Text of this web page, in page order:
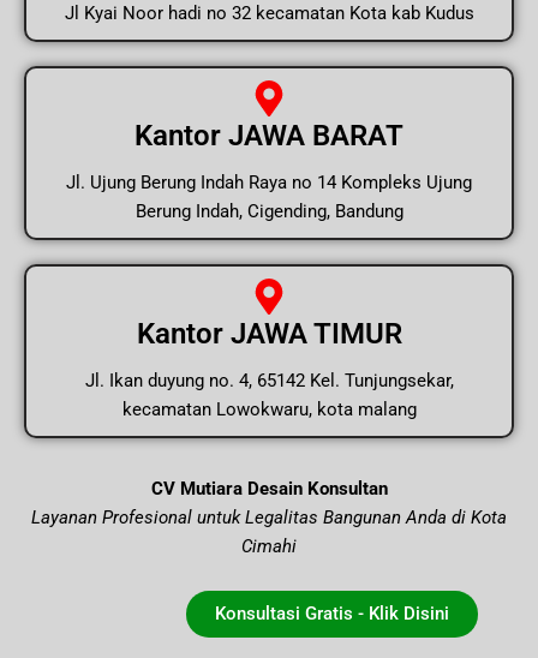
Jl Kyai Noor hadi no 32 kecamatan Kota kab Kudus
Kantor JAWA BARAT
Jl. Ujung Berung Indah Raya no 14 Kompleks Ujung
Berung Indah, Cigending, Bandung
Kantor JAWA TIMUR
Jl. Ikan duyung no. 4, 65142 Kel. Tunjungsekar,
kecamatan Lowokwaru, kota malang
CV Mutiara Desain Konsultan
Layanan Profesional untuk Legalitas Bangunan Anda di Kota
Cimahi
Konsultasi Gratis - Klik Disini